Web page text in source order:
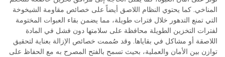
المناخي. كما يحتوي النظام اللاصق أيضاً على خصائص مقاومة الشيخوخة
التي تمنع التدهور خلال فترات طويلة، مما يضمن بقاء العبوات المختومة
لفترات التخزين الطويلة محافظة على سلامتها دون فشل في المادة
اللاصقة أو مشاكل في بقاياها. وقد صُممت خصائص الإزالة بعناية لتحقيق
توازن بين الأمان والعملية، بحيث تسمح بالفتح المصرح به مع الحفاظ على